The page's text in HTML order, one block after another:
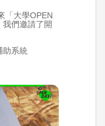
「大學OPEN
我們邀請了開
助系統